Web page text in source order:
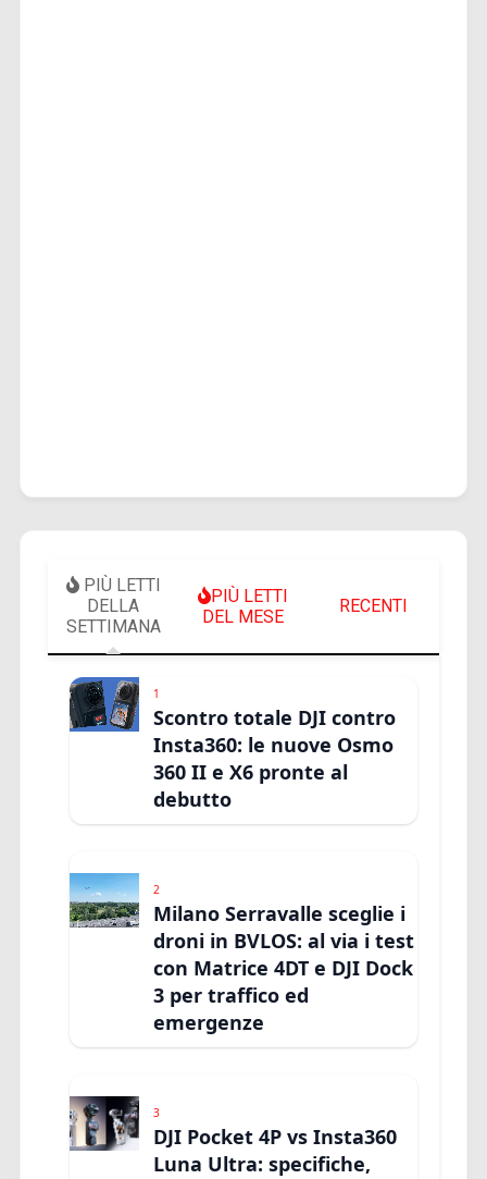
PIÙ LETTI
DELLA
SETTIMANA
PIÙ LETTI
DEL MESE
RECENTI
1
Scontro totale DJI contro
Insta360: le nuove Osmo
360 II e X6 pronte al
debutto
2
Milano Serravalle sceglie i
droni in BVLOS: al via i test
con Matrice 4DT e DJI Dock
3 per traffico ed
emergenze
3
DJI Pocket 4P vs Insta360
Luna Ultra: specifiche,